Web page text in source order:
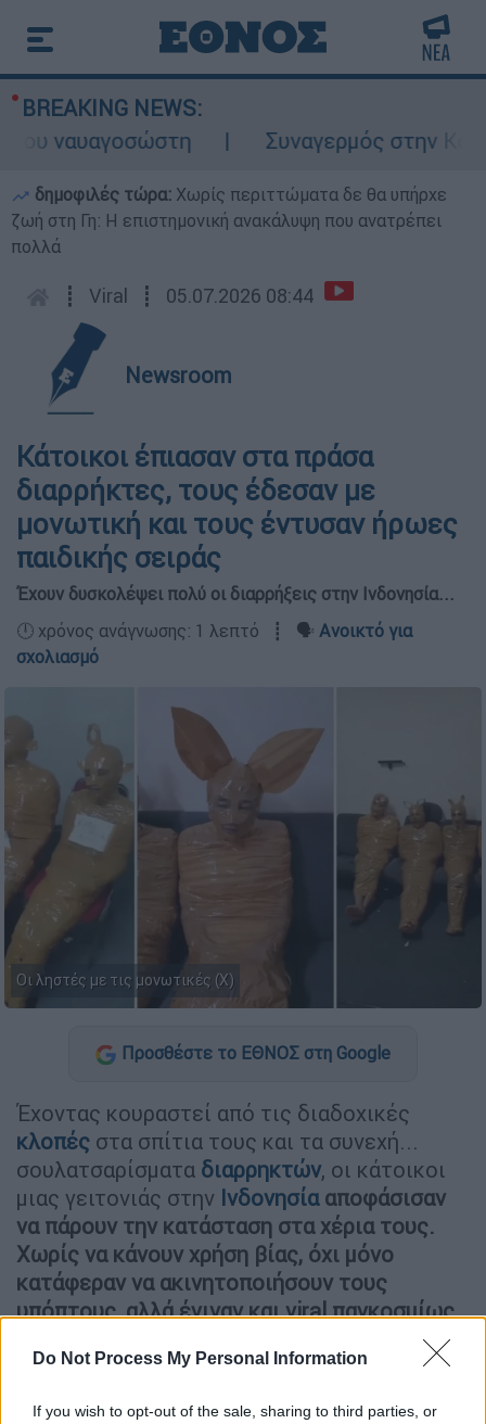
Do Not Process My Personal Information
If you wish to opt-out of the sale, sharing to third parties, or
BREAKING NEWS:
ναυαγοσώστη
Συναγερμός στην
δημοφιλές τώρα: Χωρίς περιττώματα δε θα υπήρχε
ζωή στη Γη: Η επιστημονική ανακάλυψη που ανατρέπει
πολλά
┋ Viral ┋ 05.07.2026 08:44
Newsroom
Κάτοικοι έπιασαν στα πράσα
διαρρήκτες, τους έδεσαν με
μονωτική και τους έντυσαν ήρωες
παιδικής σειράς
Έχουν δυσκολέψει πολύ οι διαρρήξεις στην Ινδονησία...
🕛 χρόνος ανάγνωσης: 1 λεπτό ┋ 🗣️ Ανοικτό για
σχολιασμό
Οι ληστές με τις μονωτικές (X)
Προσθέστε το ΕΘΝΟΣ στη Google
Έχοντας κουραστεί από τις διαδοχικές
κλοπές στα σπίτια τους και τα συνεχή...
σουλατσαρίσματα διαρρηκτών, οι κάτοικοι
μιας γειτονιάς στην Ινδονησία αποφάσισαν
να πάρουν την κατάσταση στα χέρια τους.
Χωρίς να κάνουν χρήση βίας, όχι μόνο
κατάφεραν να ακινητοποιήσουν τους
υπόπτους, αλλά έγιναν και viral παγκοσμίως
ΔΙΑΒΑΣΤΕ ΕΠΙΣΗΣ